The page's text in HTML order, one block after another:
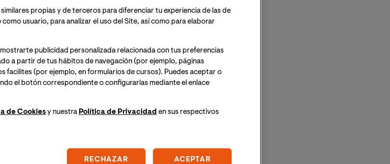
ha generado debates
transformación. Con el objetivo de
de octubre tendrá lugar una mesa
lingüistas y especialistas en
diversas sobre cómo la IA está
discutirá el uso creciente de
de escritura y las plataformas
de esta automatización.
cultural y experto en calidad
propias y de terceros para diferenciar tu experiencia de las de
usuario, para analizar el uso del Site, así como para elaborar
publicidad personalizada relacionada con tus preferencias
a partir de tus hábitos de navegación (por ejemplo, páginas
facilites (por ejemplo, en formularios de cursos). Puedes aceptar o
el botón correspondiente o configurarlas mediante el enlace
de Cookiesy nuestra Política de Privacidad en sus respectivos
RECHAZAR ACEPTAR